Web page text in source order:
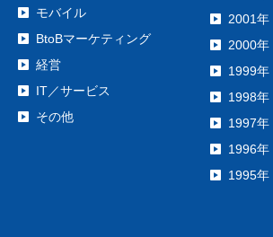
モバイル
BtoBマーケティング
経営
IT／サービス
その他
2001年
2000年
1999年
1998年
1997年
1996年
1995年